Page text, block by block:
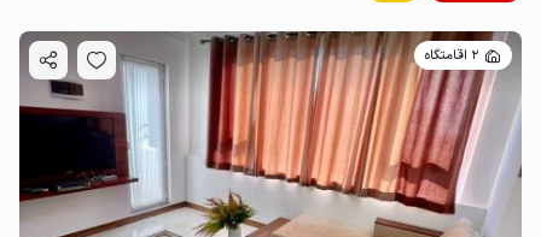
2 اقامتگاه